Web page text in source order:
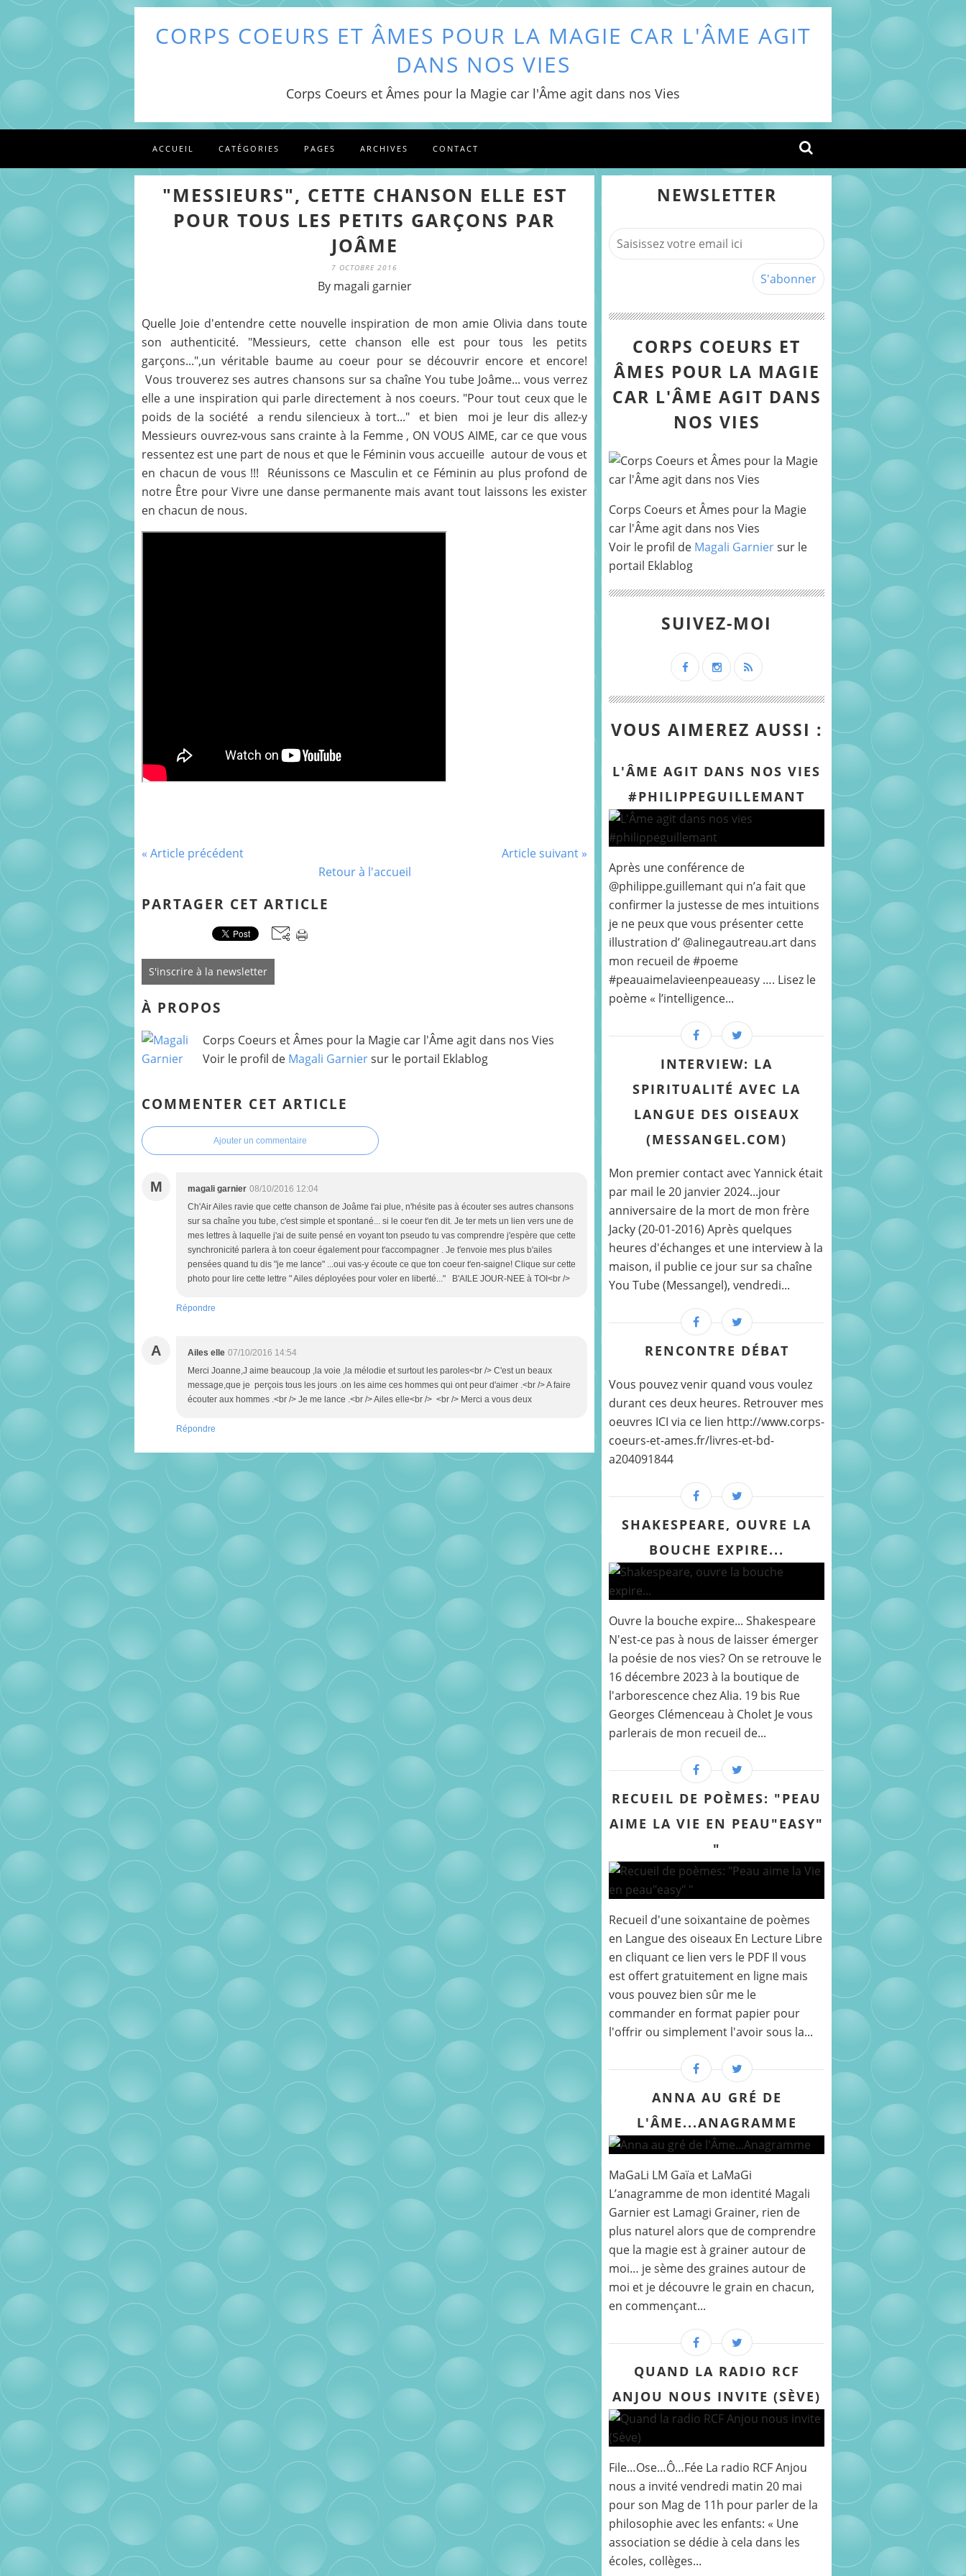
CORPS COEURS ET ÂMES POUR LA MAGIE CAR L'ÂME AGIT
DANS NOS VIES
Corps Coeurs et Âmes pour la Magie car l'Âme agit dans nos Vies
ACCUEIL CATÉGORIES PAGES ARCHIVES CONTACT
"MESSIEURS", CETTE CHANSON ELLE EST
POUR TOUS LES PETITS GARÇONS PAR
JOÂME
7 OCTOBRE 2016
By magali garnier
Quelle Joie d'entendre cette nouvelle inspiration de mon amie Olivia dans toute
son authenticité. "Messieurs, cette chanson elle est pour tous les petits
garçons...",un véritable baume au coeur pour se découvrir encore et encore!
Vous trouverez ses autres chansons sur sa chaîne You tube Joâme... vous verrez
elle a une inspiration qui parle directement à nos coeurs. "Pour tout ceux que le
poids de la société a rendu silencieux à tort..." et bien moi je leur dis allez-y
Messieurs ouvrez-vous sans crainte à la Femme , ON VOUS AIME, car ce que vous
ressentez est une part de nous et que le Féminin vous accueille autour de vous et
en chacun de vous !!! Réunissons ce Masculin et ce Féminin au plus profond de
notre Être pour Vivre une danse permanente mais avant tout laissons les exister
en chacun de nous.
« Article précédent
Article suivant »
Retour à l'accueil
PARTAGER CET ARTICLE
S'inscrire à la newsletter
À PROPOS
Corps Coeurs et Âmes pour la Magie car l'Âme agit dans nos Vies
Voir le profil de Magali Garniersur le portail Eklablog
COMMENTER CET ARTICLE
Ajouter un commentaire
M magali garnier 08/10/2016 12:04
Ch'Air Ailes ravie que cette chanson de Joâme t'ai plue, n'hésite pas à écouter ses autres chansons
sur sa chaîne you tube, c'est simple et spontané... si le coeur t'en dit. Je ter mets un lien vers une de
mes lettres à laquelle j'ai de suite pensé en voyant ton pseudo tu vas comprendre j'espère que cette
synchronicité parlera à ton coeur également pour t'accompagner . Je t'envoie mes plus b'ailes
pensées quand tu dis "je me lance" ...oui vas-y écoute ce que ton coeur t'en-saigne! Clique sur cette
photo pour lire cette lettre " Ailes déployées pour voler en liberté..." B'AILE JOUR-NEE à TOI<br />
Répondre
A Ailes elle 07/10/2016 14:54
Merci Joanne,J aime beaucoup ,la voie ,la mélodie et surtout les paroles<br /> C'est un beaux
message,que je perçois tous les jours .on les aime ces hommes qui ont peur d'aimer .<br /> A faire
écouter aux hommes .<br /> Je me lance .<br /> Ailes elle<br /> <br /> Merci a vous deux
Répondre
NEWSLETTER
CORPS COEURS ET
ÂMES POUR LA MAGIE
CAR L'ÂME AGIT DANS
NOS VIES
Corps Coeurs et Âmes pour la Magie
car l'Âme agit dans nos Vies
Voir le profil de Magali Garniersur le
portail Eklablog
SUIVEZ-MOI
VOUS AIMEREZ AUSSI :
L'ÂME AGIT DANS NOS VIES
#PHILIPPEGUILLEMANT
Après une conférence de
@philippe.guillemant qui n’a fait que
confirmer la justesse de mes intuitions
je ne peux que vous présenter cette
illustration d’ @alinegautreau.art dans
mon recueil de #poeme
#peauaimelavieenpeaueasy …. Lisez le
poème « l’intelligence...
INTERVIEW: LA
SPIRITUALITÉ AVEC LA
LANGUE DES OISEAUX
(MESSANGEL.COM)
Mon premier contact avec Yannick était
par mail le 20 janvier 2024...jour
anniversaire de la mort de mon frère
Jacky (20-01-2016) Après quelques
heures d'échanges et une interview à la
maison, il publie ce jour sur sa chaîne
You Tube (Messangel), vendredi...
RENCONTRE DÉBAT
Vous pouvez venir quand vous voulez
durant ces deux heures. Retrouver mes
oeuvres ICI via ce lien http://www.corps-
coeurs-et-ames.fr/livres-et-bd-
a204091844
SHAKESPEARE, OUVRE LA
BOUCHE EXPIRE...
Ouvre la bouche expire... Shakespeare
N'est-ce pas à nous de laisser émerger
la poésie de nos vies? On se retrouve le
16 décembre 2023 à la boutique de
l'arborescence chez Alia. 19 bis Rue
Georges Clémenceau à Cholet Je vous
parlerais de mon recueil de...
RECUEIL DE POÈMES: "PEAU
AIME LA VIE EN PEAU"EASY"
"
Recueil d'une soixantaine de poèmes
en Langue des oiseaux En Lecture Libre
en cliquant ce lien vers le PDF Il vous
est offert gratuitement en ligne mais
vous pouvez bien sûr me le
commander en format papier pour
l'offrir ou simplement l'avoir sous la...
ANNA AU GRÉ DE
L'ÂME...ANAGRAMME
MaGaLi LM Gaïa et LaMaGi
L’anagramme de mon identité Magali
Garnier est Lamagi Grainer, rien de
plus naturel alors que de comprendre
que la magie est à grainer autour de
moi… je sème des graines autour de
moi et je découvre le grain en chacun,
en commençant...
QUAND LA RADIO RCF
ANJOU NOUS INVITE (SÈVE)
File…Ose…Ô…Fée La radio RCF Anjou
nous a invité vendredi matin 20 mai
pour son Mag de 11h pour parler de la
philosophie avec les enfants: « Une
association se dédie à cela dans les
écoles, collèges...